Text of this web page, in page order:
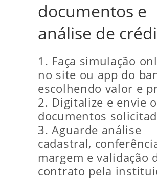
documentos e
análise de
1. Faça simulação
no site ou app do
escolhendo valor e
2. Digitalize e envie
documentos
3. Aguarde análise
cadastral,
margem e validação
contrato pela